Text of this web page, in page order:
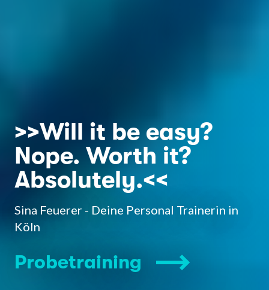
>>Will it be easy?
Nope. Worth it?
Absolutely.<<
Sina Feuerer - Deine Personal Trainerin in
Köln
Probetraining